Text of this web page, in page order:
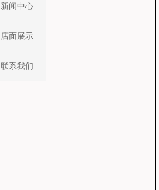
新闻中心
店面展示
联系我们